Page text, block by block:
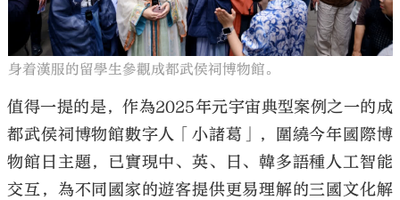
身着漢服的留學生參觀成都武侯祠博物館。
值得一提的是，作為2025年元宇宙典型案例之一的成
都武侯祠博物館數字人「小諸葛」，圍繞今年國際博
物館日主題，已實現中、英、日、韓多語種人工智能
交互，為不同國家的遊客提供更易理解的三國文化解